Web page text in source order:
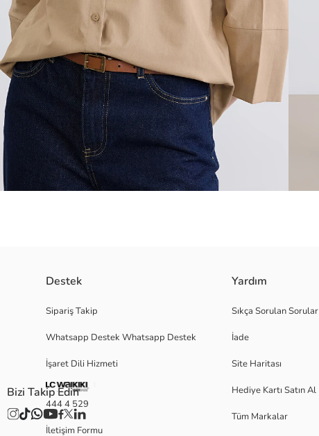
36
Ana Kumaş:
Destek
Sipariş Takip
Whatsapp Destek Whatsapp Destek
İşaret Dili Hizmeti
444 4 529
İletişim Formu
Yardım
Sıkça Sorulan Sorular
İade
Site Haritası
Hediye Kartı Satın Al
Tüm Markalar
Bizi Takip Edin